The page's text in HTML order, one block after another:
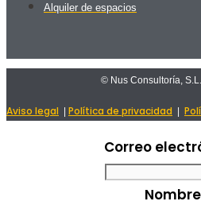
Alquiler de espacios
© Nus Consultoría,
Aviso legal | Política de privacidad |
Correo
Nombre